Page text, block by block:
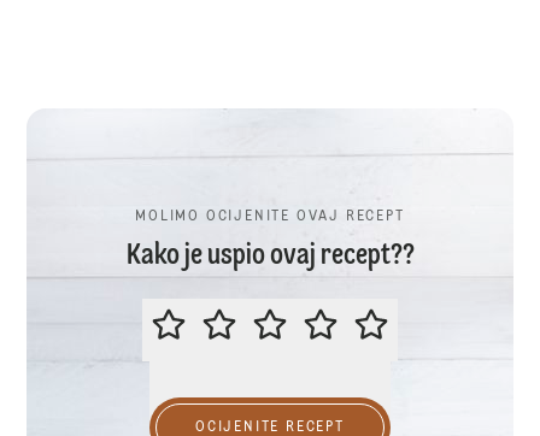
MOLIMO OCIJENITE OVAJ RECEPT
Kako je uspio ovaj recept??
MOLIMO OCIJENITE OVAJ
OCIJENITE RECEPT